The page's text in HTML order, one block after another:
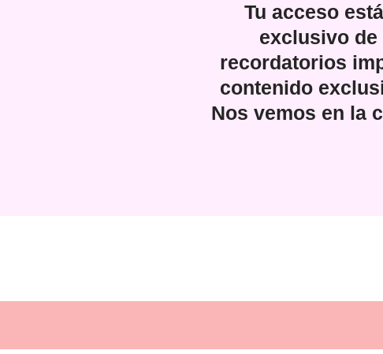
Tu acceso
exclusivo de
recordatorios
contenido
Nos vemos en la